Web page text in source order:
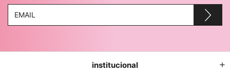
institucional